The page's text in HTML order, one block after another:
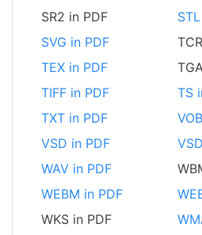
SR2 in PDF
SVG in PDF
TEX in PDF
TIFF in PDF
TS
TXT in PDF
VSD in PDF
WAV in PDF
WEBM in PDF
WKS in PDF